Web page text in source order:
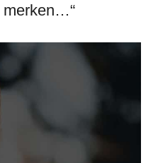
merken…“